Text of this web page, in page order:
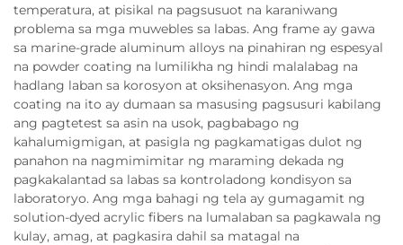
temperatura, at pisikal na pagsusuot na karaniwang
problema sa mga muwebles sa labas. Ang frame ay gawa
sa marine-grade aluminum alloys na pinahiran ng espesyal
na powder coating na lumilikha ng hindi malalabag na
hadlang laban sa korosyon at oksihenasyon. Ang mga
coating na ito ay dumaan sa masusing pagsusuri kabilang
ang pagtetest sa asin na usok, pagbabago ng
kahalumigmigan, at pasigla ng pagkamatigas dulot ng
panahon na nagmimimitar ng maraming dekada ng
pagkakalantad sa labas sa kontroladong kondisyon sa
laboratoryo. Ang mga bahagi ng tela ay gumagamit ng
solution-dyed acrylic fibers na lumalaban sa pagkawala ng
kulay, amag, at pagkasira dahil sa matagal na